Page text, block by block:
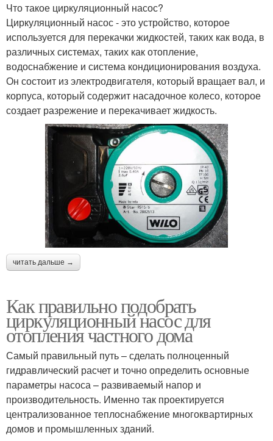
Что такое циркуляционный насос?
Циркуляционный насос - это устройство, которое
используется для перекачки жидкостей, таких как вода, в
различных системах, таких как отопление,
водоснабжение и система кондиционирования воздуха.
Он состоит из электродвигателя, который вращает вал, и
корпуса, который содержит насадочное колесо, которое
создает разрежение и перекачивает жидкость.
читать дальше →
Как правильно подобрать
циркуляционный насос для
отопления частного дома
Самый правильный путь – сделать полноценный
гидравлический расчет и точно определить основные
параметры насоса – развиваемый напор и
производительность. Именно так проектируется
централизованное теплоснабжение многоквартирных
домов и промышленных зданий.